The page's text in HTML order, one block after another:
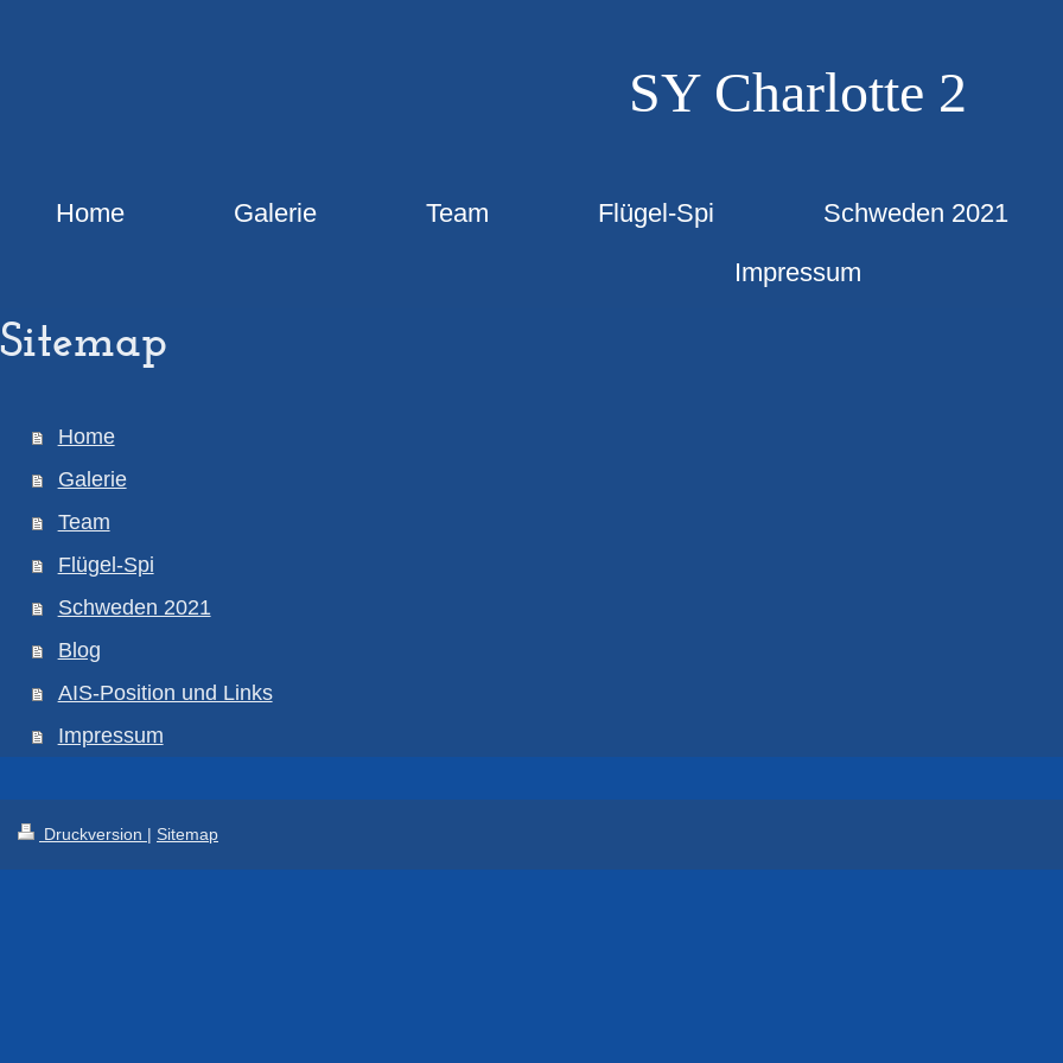
SY Charlotte 2
Home Galerie Team Flügel-Spi Schweden 2021
Impressum
Sitemap
Home
Galerie
Team
Flügel-Spi
Schweden 2021
Blog
AIS-Position und Links
Impressum
Druckversion | Sitemap